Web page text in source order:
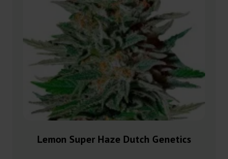
Lemon Super Haze Dutch Genetics